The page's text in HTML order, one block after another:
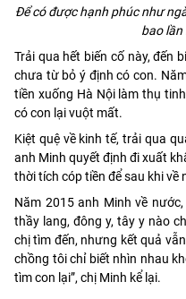
Để có được hạnh phúc như
bao
Trải qua hết biến cố này, đến
chưa từ bỏ ý định có con.
tiền xuống Hà Nội làm thụ
có con lại vuột mất.
Kiệt quệ về kinh tế, trải qua
anh Minh quyết định đi xuất
thời tích cóp tiền để sau khi về
Năm 2015 anh Minh về
thầy lang, đông y, tây y nào
chị tìm đến, nhưng kết quả
chồng tôi chỉ biết nhìn nhau
tìm con lại”, chị Minh kể lại.